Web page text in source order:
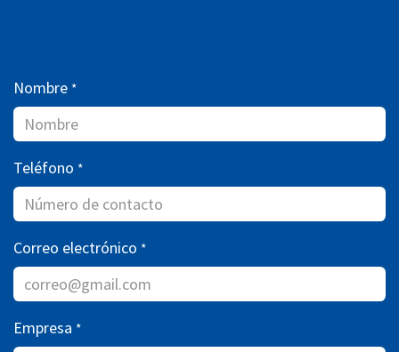
Nombre *
Teléfono *
Correo electrónico *
Empresa *